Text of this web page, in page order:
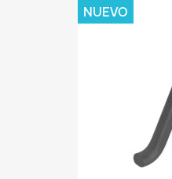
NUEVO